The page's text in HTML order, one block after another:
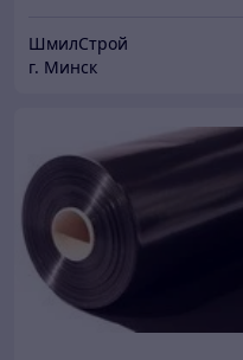
ШмилСтрой
г. Минск